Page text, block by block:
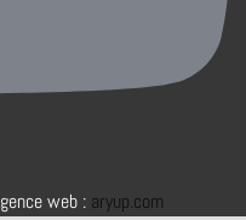
web : aryup.com